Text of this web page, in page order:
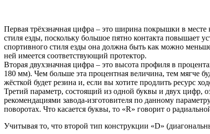
Первая трёхзначная цифра – это ширина покрышки в
стиля езды, поскольку большое пятно контакта повышает
спортивного стиля езды она должна быть как можно
ней имеется соответствующий протектор.
Вторая двухзначная цифра – это высота профиля в
180 мм). Чем больше эта процентная величина, тем мягче
жёсткой будет резина и, если вы хотите продлить ресурс
Третий параметр, состоящий из одной буквы и двух цифр,
рекомендациями завода-изготовителя по данному
поворотах. Что касается буквы, то «R» говорит о
Учитывая то, что второй тип конструкции «D»